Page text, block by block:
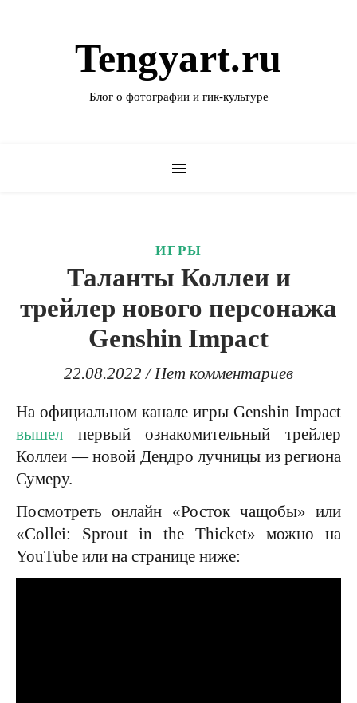
Tengyart.ru
Блог о фотографии и гик-культуре
ИГРЫ
Таланты Коллеи и
трейлер нового персонажа
Genshin Impact
22.08.2022 / Нет комментариев
На официальном канале игры Genshin Impact
вышел первый ознакомительный трейлер
Коллеи — новой Дендро лучницы из региона
Сумеру.
Посмотреть онлайн «Росток чащобы» или
«Collei: Sprout in the Thicket» можно на
YouTube или на странице ниже: